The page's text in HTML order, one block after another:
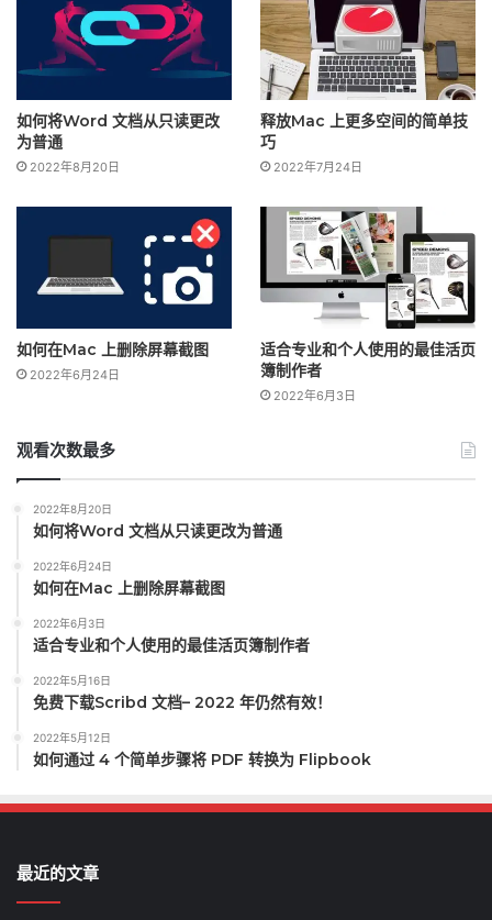
如何将Word 文档从只读更改
为普通
2022年8月20日
释放Mac 上更多空间的简单技
巧
2022年7月24日
如何在Mac 上删除屏幕截图
2022年6月24日
适合专业和个人使用的最佳活页
簿制作者
2022年6月3日
观看次数最多
2022年8月20日
如何将Word 文档从只读更改为普通
2022年6月24日
如何在Mac 上删除屏幕截图
2022年6月3日
适合专业和个人使用的最佳活页簿制作者
2022年5月16日
免费下载Scribd 文档– 2022 年仍然有效！
2022年5月12日
如何通过 4 个简单步骤将 PDF 转换为 Flipbook
最近的文章